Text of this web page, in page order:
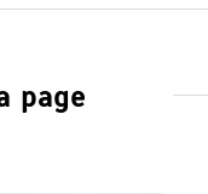
page